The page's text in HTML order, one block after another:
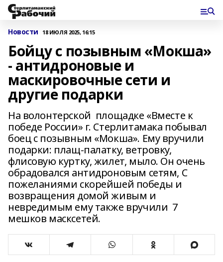
Новости 18 ИЮЛЯ 2025, 16:15
Бойцу с позывным «Мокша»
- антидроновые и
маскировочные сети и
другие подарки
На волонтерской площадке «Вместе к
победе России» г. Стерлитамака побывал
боец с позывным «Мокша». Ему вручили
подарки: плащ-палатку, ветровку,
флисовую куртку, жилет, мыло. Он очень
обрадовался антидроновым сетям, С
пожеланиями скорейшей победы и
возвращения домой живым и
невредимым ему также вручили 7
мешков масксетей.